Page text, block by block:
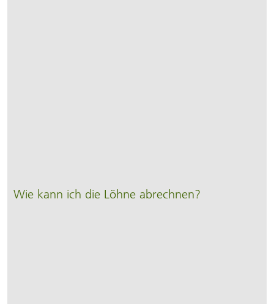
Wie kann ich die Löhne abrechnen?